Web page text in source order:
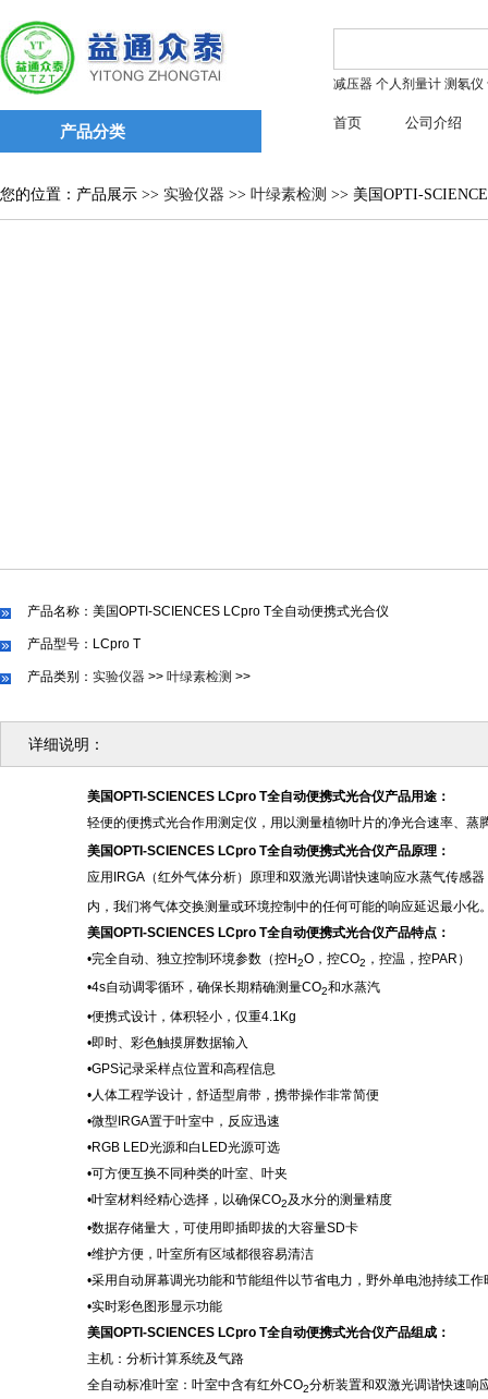
产品分类
减压器 个人剂量计 测氡仪
首页 公司介绍
您的位置：产品展示 >> 实验仪器 >> 叶绿素检测 >> 美国OPTI-
产品名称：美国OPTI-SCIENCES LCpro T全自动便携式光合仪
产品型号：LCpro T
产品类别： 实验仪器 >> 叶绿素检测 >>
详细说明：
美国OPTI-SCIENCES LCpro T全自动便携式光合仪产品用途：
轻便的便携式光合作用测定仪，用以测量植物叶片的净光合速率、蒸
美国OPTI-SCIENCES LCpro T全自动便携式光合仪产品原理：
应用 IRGA（红外气体分析）原理和双激光调谐快速响应水蒸气传感
内，我们将气体交换测量或环境控制中的任何可能的响应延迟最小化
美国OPTI-SCIENCES LCpro T全自动便携式光合仪产品特点：
•完全自动、独立控制环境参数（控H2O，控CO2 ，控温，控PAR）
•4s自动调零循环， 确保长期精确测量CO2和水蒸汽
•便携式设计，体积轻小，仅重4.1Kg
•即时、彩色触摸屏数据输入
•GPS记录采样点位置和高程信息
• 人体工程学设计，舒适型肩带，携带操作非常简便
•微型IRGA置于叶室中，反应迅速
•RGB LED光源和白LED光源可选
•可方便互换不同种类的叶室、叶夹
•叶室材料经精心选择，以确保CO2及水分的测量精度
•数据存储量大，可使用即插即拔的大容量SD卡
•维护方便，叶室所有区域都很容易清洁
•采用自动屏幕调光功能和节能组件以节省电力，野外单电池持续工作
•实时彩色图形显示功能
美国OPTI-SCIENCES LCpro T全自动便携式光合仪产品组成：
主机：分析计算系统及气路
全自动标准叶室：叶室中含有红外CO2分析装置和双激光调谐快速响